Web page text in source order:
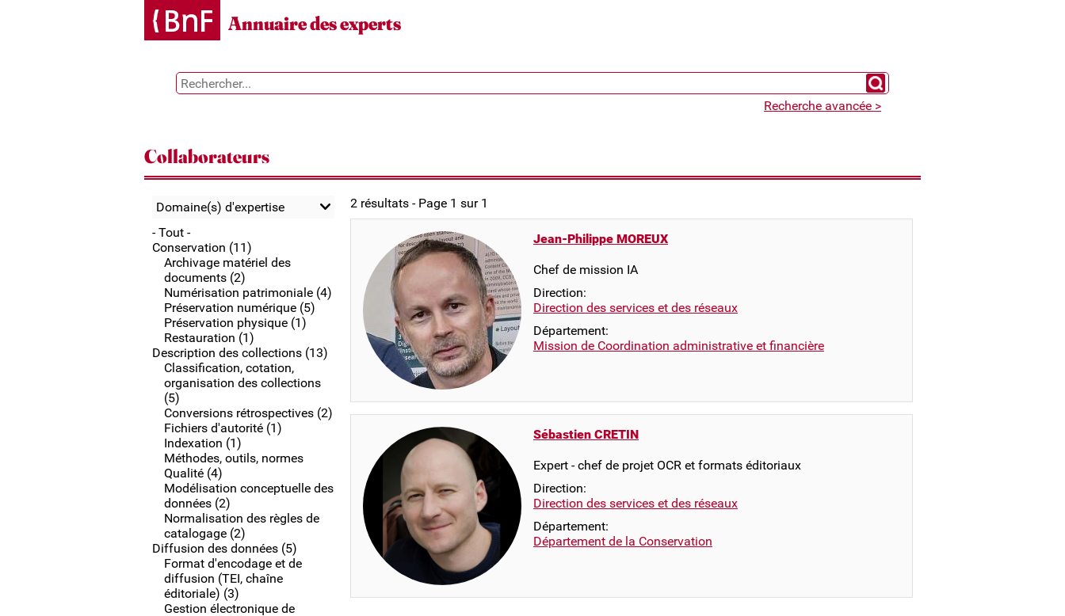
Annuaire des experts
Chercher un expert
Recherche avancée >
Collaborateurs
Domaine(s) d'expertise
- Tout -
Conservation (11)
Archivage matériel des
documents (2)
Numérisation patrimoniale (4)
Préservation numérique (5)
Préservation physique (1)
Restauration (1)
Description des collections (13)
Classification, cotation,
organisation des collections
(5)
Conversions rétrospectives (2)
Fichiers d'autorité (1)
Indexation (1)
Méthodes, outils, normes
Qualité (4)
Modélisation conceptuelle des
données (2)
Normalisation des règles de
catalogage (2)
Diffusion des données (5)
Format d'encodage et de
diffusion (TEI, chaîne
éditoriale) (3)
Gestion électronique de
2 résultats - Page 1 sur 1
Jean-Philippe MOREUX
Chef de mission IA
Direction:
Direction des services et des réseaux
Département:
Mission de Coordination administrative et financière
Sébastien CRETIN
Expert - chef de projet OCR et formats éditoriaux
Direction:
Direction des services et des réseaux
Département:
Département de la Conservation